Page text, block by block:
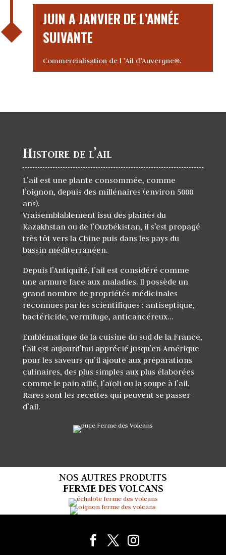
JUIN A JANVIER DE L’ANNÉE
SUIVANTE
Commercialisation de l ’Ail d’Auvergne®.
Histoire de l’ail
L’ail est une plante consommée, comme
l’oignon, depuis des millénaires (environ 5000
ans).
Vraisemblablement issu des plaines du
Kazakhstan ou de l’Ouzbékistan, il s’est propagé
très tôt vers la Chine puis dans les pays du
bassin méditerranéen.
Depuis l’Antiquité, l’ail est considéré comme
une armure face aux maladies. Il possède un
grand nombre de propriétés médicinales
reconnues par les scientifiques : antiseptique,
bactéricide, vermifuge, anticancéreux…
Emblématique de la cuisine du sud de la France,
l’ail est aujourd’hui apprécié jusqu’en Amérique
pour les saveurs qu’il ajoute aux préparations
culinaires, des plus simples aux plus élaborées
comme le pain aillé, l’aïoli ou la soupe à l’ail.
Rares sont les recettes qui peuvent se passer
d’ail.
NOS AUTRES PRODUITS
FERME DES VOLCANS